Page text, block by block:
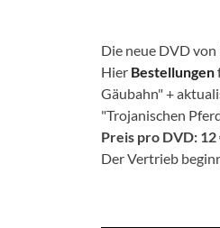
Die neue DVD
Hier Bestellungen
Gäubahn" +
"Trojanischen
Preis pro DVD: 12
Der Vertrieb